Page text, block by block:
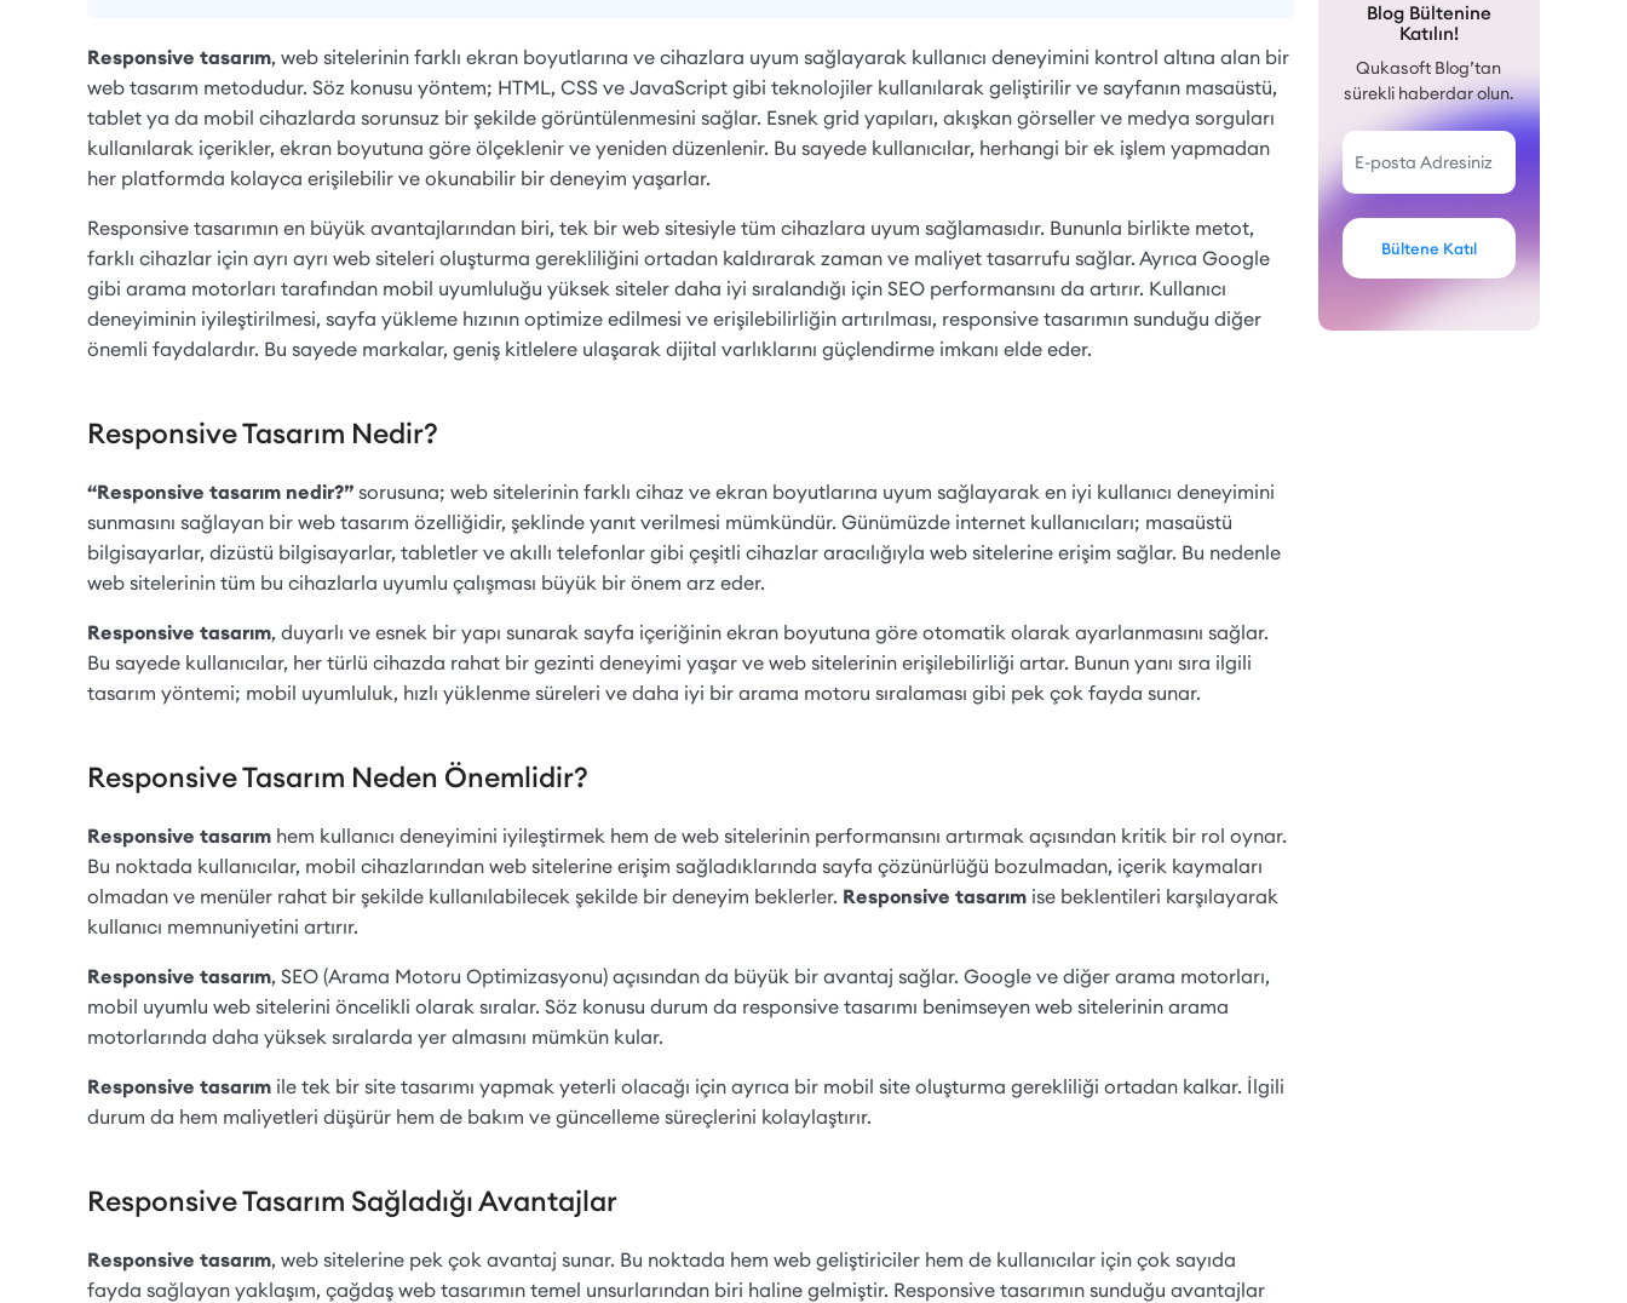
Responsive tasarım, web sitelerinin farklı ekran boyutlarına ve cihazlara uyum sağlayarak kullanıcı deneyimini kontrol altına alan bir
web tasarım metodudur. Söz konusu yöntem; HTML, CSS ve JavaScript gibi teknolojiler kullanılarak geliştirilir ve sayfanın masaüstü,
tablet ya da mobil cihazlarda sorunsuz bir şekilde görüntülenmesini sağlar. Esnek grid yapıları, akışkan görseller ve medya sorguları
kullanılarak içerikler, ekran boyutuna göre ölçeklenir ve yeniden düzenlenir. Bu sayede kullanıcılar, herhangi bir ek işlem yapmadan
her platformda kolayca erişilebilir ve okunabilir bir deneyim yaşarlar.
Responsive tasarımın en büyük avantajlarından biri, tek bir web sitesiyle tüm cihazlara uyum sağlamasıdır. Bununla birlikte metot,
farklı cihazlar için ayrı ayrı web siteleri oluşturma gerekliliğini ortadan kaldırarak zaman ve maliyet tasarrufu sağlar. Ayrıca Google
gibi arama motorları tarafından mobil uyumluluğu yüksek siteler daha iyi sıralandığı için SEO performansını da artırır. Kullanıcı
deneyiminin iyileştirilmesi, sayfa yükleme hızının optimize edilmesi ve erişilebilirliğin artırılması, responsive tasarımın sunduğu diğer
önemli faydalardır. Bu sayede markalar, geniş kitlelere ulaşarak dijital varlıklarını güçlendirme imkanı elde eder.
Responsive Tasarım Nedir?
“Responsive tasarım nedir?” sorusuna; web sitelerinin farklı cihaz ve ekran boyutlarına uyum sağlayarak en iyi kullanıcı deneyimini
sunmasını sağlayan bir web tasarım özelliğidir, şeklinde yanıt verilmesi mümkündür. Günümüzde internet kullanıcıları; masaüstü
bilgisayarlar, dizüstü bilgisayarlar, tabletler ve akıllı telefonlar gibi çeşitli cihazlar aracılığıyla web sitelerine erişim sağlar. Bu nedenle
web sitelerinin tüm bu cihazlarla uyumlu çalışması büyük bir önem arz eder.
Responsive tasarım, duyarlı ve esnek bir yapı sunarak sayfa içeriğinin ekran boyutuna göre otomatik olarak ayarlanmasını sağlar.
Bu sayede kullanıcılar, her türlü cihazda rahat bir gezinti deneyimi yaşar ve web sitelerinin erişilebilirliği artar. Bunun yanı sıra ilgili
tasarım yöntemi; mobil uyumluluk, hızlı yüklenme süreleri ve daha iyi bir arama motoru sıralaması gibi pek çok fayda sunar.
Responsive Tasarım Neden Önemlidir?
Responsive tasarım hem kullanıcı deneyimini iyileştirmek hem de web sitelerinin performansını artırmak açısından kritik bir rol oynar.
Bu noktada kullanıcılar, mobil cihazlarından web sitelerine erişim sağladıklarında sayfa çözünürlüğü bozulmadan, içerik kaymaları
olmadan ve menüler rahat bir şekilde kullanılabilecek şekilde bir deneyim beklerler. Responsive tasarım ise beklentileri karşılayarak
kullanıcı memnuniyetini artırır.
Responsive tasarım, SEO (Arama Motoru Optimizasyonu) açısından da büyük bir avantaj sağlar. Google ve diğer arama motorları,
mobil uyumlu web sitelerini öncelikli olarak sıralar. Söz konusu durum da responsive tasarımı benimseyen web sitelerinin arama
motorlarında daha yüksek sıralarda yer almasını mümkün kular.
Responsive tasarım ile tek bir site tasarımı yapmak yeterli olacağı için ayrıca bir mobil site oluşturma gerekliliği ortadan kalkar. İlgili
durum da hem maliyetleri düşürür hem de bakım ve güncelleme süreçlerini kolaylaştırır.
Responsive Tasarım Sağladığı Avantajlar
Responsive tasarım, web sitelerine pek çok avantaj sunar. Bu noktada hem web geliştiriciler hem de kullanıcılar için çok sayıda
fayda sağlayan yaklaşım, çağdaş web tasarımın temel unsurlarından biri haline gelmiştir. Responsive tasarımın sunduğu avantajlar
Blog Bültenine
Katılın!
Qukasoft Blog’tan
sürekli haberdar olun.
Bültene Katıl